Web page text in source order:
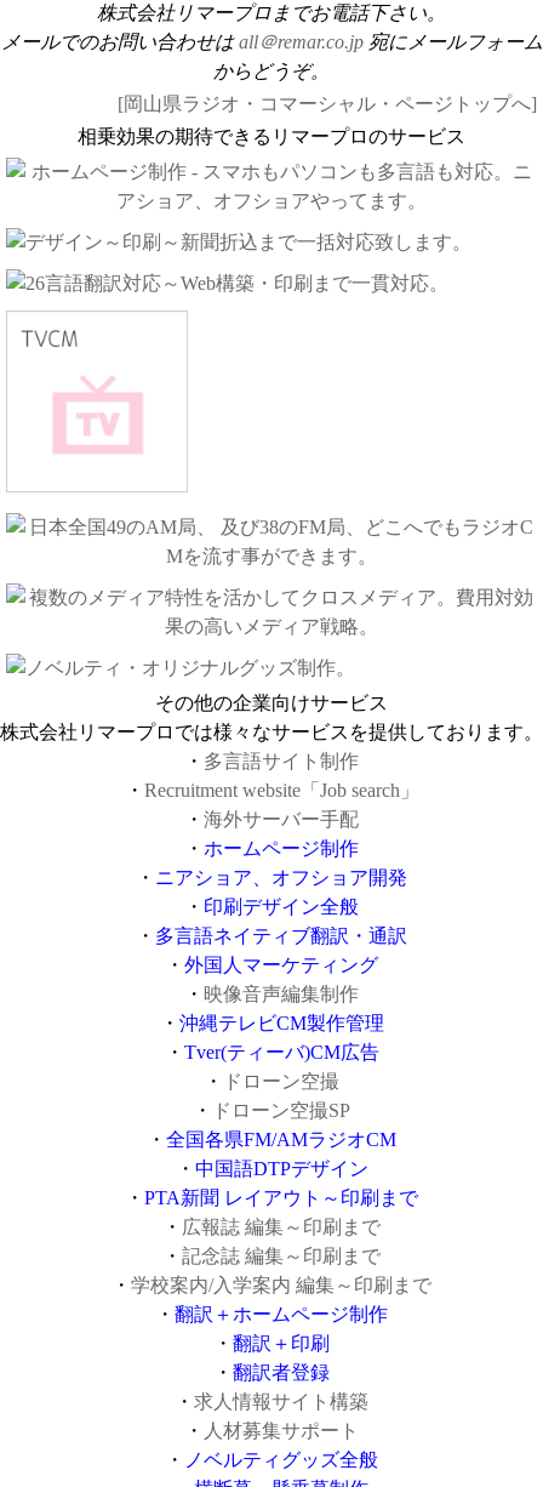
株式会社リマープロまでお電話下さい。
メールでのお問い合わせはall＠remar.co.jp宛にメールフォーム
からどうぞ。
[岡山県ラジオ・コマーシャル・ページトップへ]
相乗効果の期待できるリマープロのサービス
その他の企業向けサービス
株式会社リマープロでは様々なサービスを提供しております。
・ 多言語サイト制作
・ Recruitment website「Job search」
・ 海外サーバー手配
・ ホームページ制作
・ ニアショア、オフショア開発
・ 印刷デザイン全般
・ 多言語ネイティブ翻訳・通訳
・ 外国人マーケティング
・ 映像音声編集制作
・ 沖縄テレビCM製作管理
・ Tver(ティーバ)CM広告
・
ドローン空撮
・
ドローン空撮SP
・ 全国各県FM/AMラジオCM
・ 中国語DTPデザイン
・ PTA新聞 レイアウト～印刷まで
・ 広報誌 編集～印刷まで
・ 記念誌 編集～印刷まで
・ 学校案内/入学案内 編集～印刷まで
・ 翻訳＋ホームページ制作
・ 翻訳＋印刷
・ 翻訳者登録
・ 求人情報サイト構築
・ 人材募集サポート
・ ノベルティグッズ全般